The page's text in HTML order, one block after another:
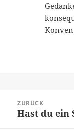
ZURÜCK
Vorheriger
Hast du ein